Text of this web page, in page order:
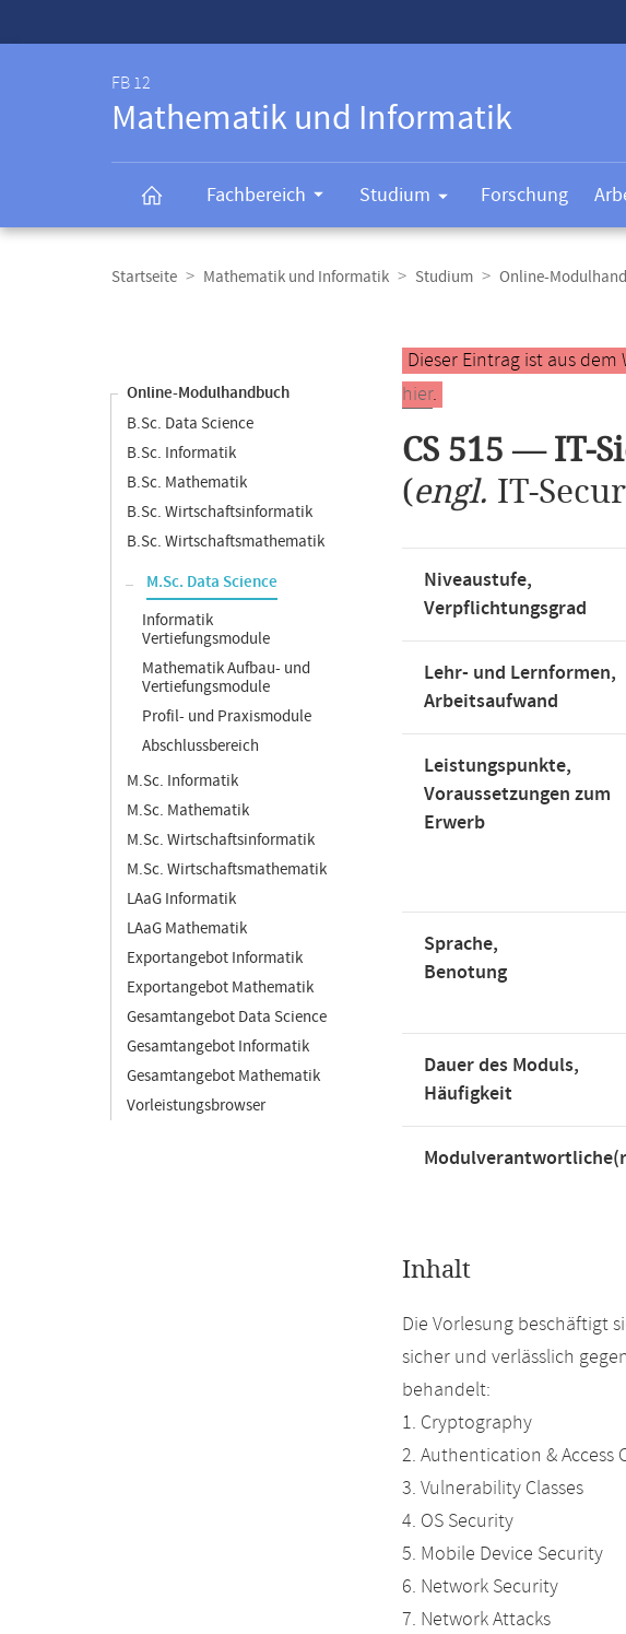
FB 12
Mathematik und Informatik
Fachbereich Studium Forschung
Navigation
Startseite Mathematik und Informatik Studium Online-
Online-Modulhandbuch
B.Sc. Data Science
B.Sc. Informatik
B.Sc. Mathematik
B.Sc. Wirtschaftsinformatik
B.Sc. Wirtschaftsmathematik
M.Sc. Data Science
Informatik
Vertiefungsmodule
Mathematik Aufbau- und
Vertiefungsmodule
Profil- und Praxismodule
Abschlussbereich
M.Sc. Informatik
M.Sc. Mathematik
M.Sc. Wirtschaftsinformatik
M.Sc. Wirtschaftsmathematik
LAaG Informatik
LAaG Mathematik
Exportangebot Informatik
Exportangebot Mathematik
Gesamtangebot Data Science
Gesamtangebot Informatik
Gesamtangebot Mathematik
Vorleistungsbrowser
Hauptinhalt
Dieser Eintrag ist aus
hier.
CS 515 — IT-
(engl. IT-
Niveaustufe,
Verpflichtungsgrad
Lehr- und Lernformen,
Arbeitsaufwand
Leistungspunkte,
Voraussetzungen zum
Erwerb
Sprache,
Benotung
Dauer des Moduls,
Häufigkeit
Inhalt
Die Vorlesung beschäftigt
sicher und verlässlich
behandelt:
1. Cryptography
2. Authentication & Access
3. Vulnerability Classes
4. OS Security
5. Mobile Device Security
6. Network Security
7. Network Attacks